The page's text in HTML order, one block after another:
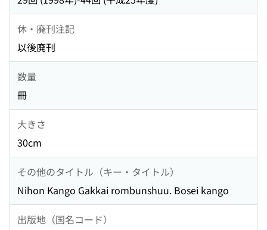
休・廃刊注記
以後廃刊
数量
冊
大きさ
30cm
その他のタイトル（キー・タイトル）
Nihon Kango Gakkai rombunshuu. Bosei kango
出版地（国名コード）